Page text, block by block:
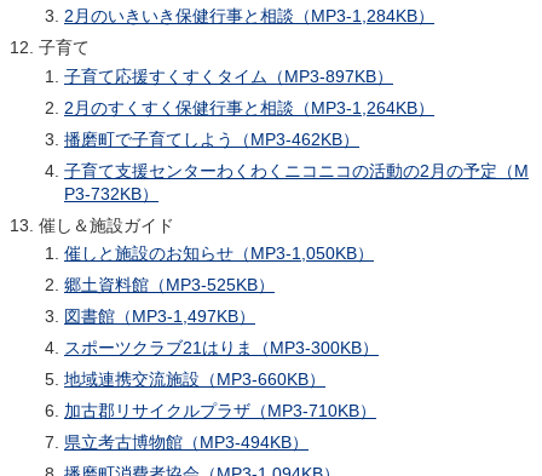
2月のいきいき保健行事と相談（MP3-1,284KB）
子育て
子育て応援すくすくタイム（MP3-897KB）
2月のすくすく保健行事と相談（MP3-1,264KB）
播磨町で子育てしよう（MP3-462KB）
子育て支援センターわくわくニコニコの活動の2月の予定（M
P3-732KB）
催し＆施設ガイド
催しと施設のお知らせ（MP3-1,050KB）
郷土資料館（MP3-525KB）
図書館（MP3-1,497KB）
スポーツクラブ21はりま（MP3-300KB）
地域連携交流施設（MP3-660KB）
加古郡リサイクルプラザ（MP3-710KB）
県立考古博物館（MP3-494KB）